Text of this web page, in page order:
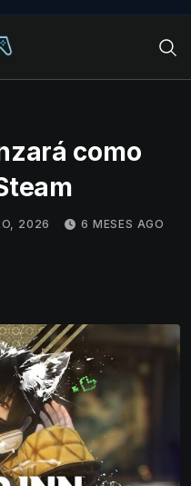
como
2026 6 MESES AGO